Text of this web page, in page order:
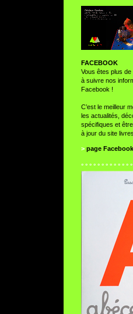
FACEBOOK
Vous êtes plus
à suivre nos
Facebook !
C’est le meilleur
les actualités,
spécifiques et
à jour du site
> page Facebook
° ° ° ° ° ° ° ° ° ° ° °